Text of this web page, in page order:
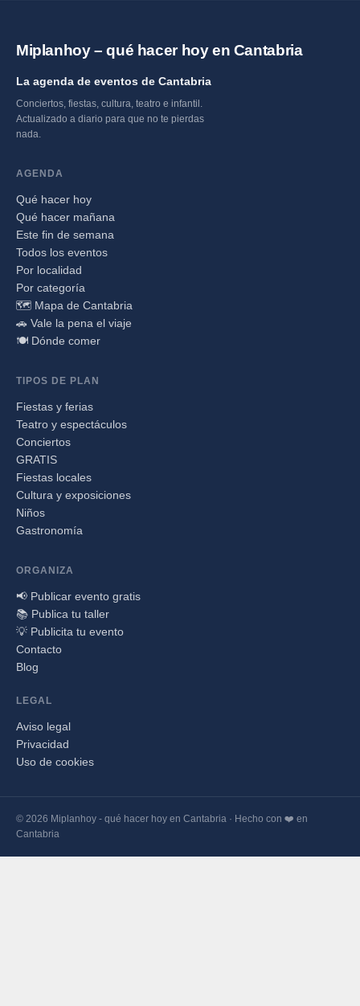
Miplanhoy – qué hacer hoy en Cantabria
La agenda de eventos de Cantabria
Conciertos, fiestas, cultura, teatro e infantil.
Actualizado a diario para que no te pierdas
nada.
AGENDA
Qué hacer hoy
Qué hacer mañana
Este fin de semana
Todos los eventos
Por localidad
Por categoría
🗺️ Mapa de Cantabria
🚗 Vale la pena el viaje
🍽️ Dónde comer
TIPOS DE PLAN
Fiestas y ferias
Teatro y espectáculos
Conciertos
GRATIS
Fiestas locales
Cultura y exposiciones
Niños
Gastronomía
ORGANIZA
📢 Publicar evento gratis
📚 Publica tu taller
💡 Publicita tu evento
Contacto
Blog
LEGAL
Aviso legal
Privacidad
Uso de cookies
© 2026 Miplanhoy - qué hacer hoy en Cantabria · Hecho con ❤️ en
Cantabria